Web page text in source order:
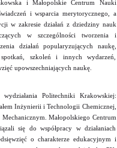
i Małopolskie Centrum Nauki
i wsparcia merytorycznego, a
w zakresie działań z dziedziny nauk
w szczególności tworzenia i
działań popularyzujących naukę,
szkoleń i innych wydarzeń,
upowszechniających naukę.
Politechniki Krakowskiej:
Inżynierii i Technologii Chemicznej,
Małopolskiego Centrum
się do współpracy w działaniach
o charakterze edukacyjnym i